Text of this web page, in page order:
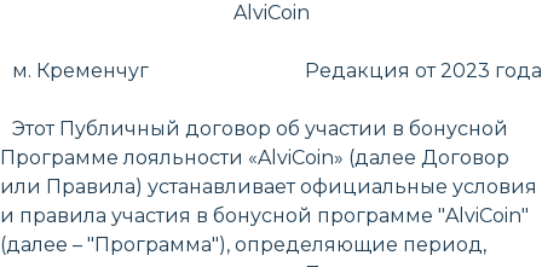
AlviCoin
м. Кременчуг Редакция от 2023 года
Этот Публичный договор об участии в бонусной
Программе лояльности «AlviCoin» (далее Договор
или Правила) устанавливает официальные условия
и правила участия в бонусной программе "AlviCoin"
(далее – "Программа"), определяющие период,